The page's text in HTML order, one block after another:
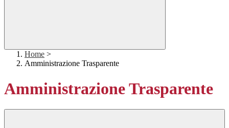
Home >
Amministrazione Trasparente
Amministrazione Trasparente